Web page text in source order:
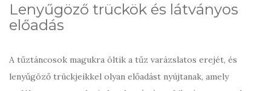
Lenyűgöző trückök és látványos
előadás
A tűztáncosok magukra öltik a tűz varázslatos erejét, és
lenyűgöző trückjeikkel olyan előadást nyújtanak, amely